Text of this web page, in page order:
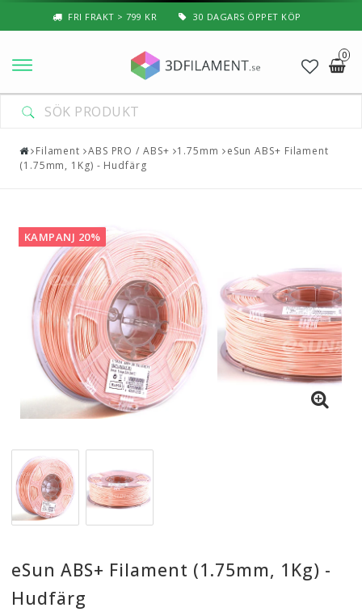
FRI FRAKT > 799 KR 30 DAGARS ÖPPET KÖP
0
Nyheter & Populärt
Filament
3D-Skrivare — Tillbehör
3D-Skrivare — Delar
Resin
3D-Pennor & Tillbehör
Filament ABS PRO / ABS+ 1.75mm
eSun ABS+ Filament
(1.75mm, 1Kg) - Hudfärg
KAMPANJ 20%
eSun ABS+ Filament (1.75mm, 1Kg) -
Hudfärg